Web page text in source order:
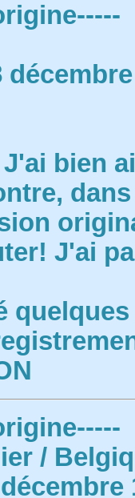
bien
J'ai
/